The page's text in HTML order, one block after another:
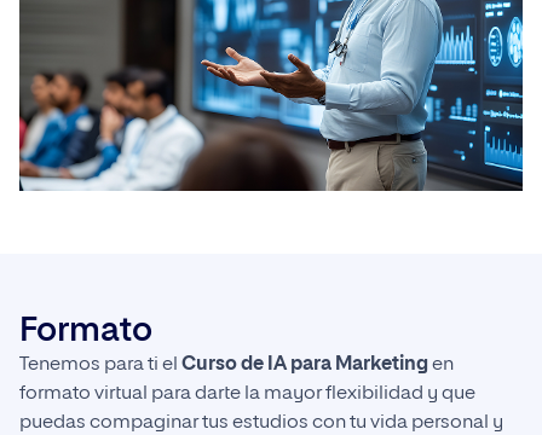
Formato
Tenemos para ti el Curso de IA para Marketing en
formato virtual para darte la mayor flexibilidad y que
puedas compaginar tus estudios con tu vida personal y